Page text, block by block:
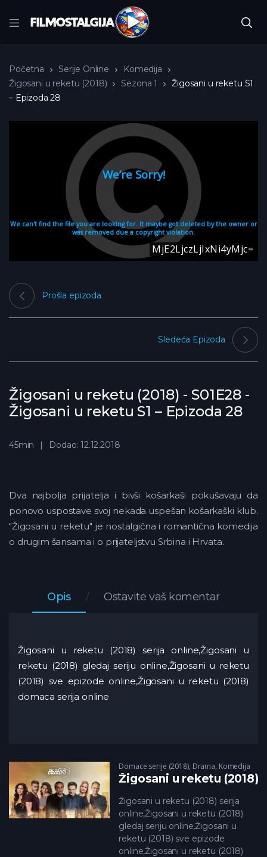
Početna Serije Online
Komedija
Žigosani u reketu (2018)
Sezona 1
Žigosani u reketu S1
– Epizoda 28
Žigosani u reketu (2018) - S01E28 -
Žigosani u reketu S1 – Epizoda 28
Prošla epizoda
Sledeća Epizoda
45min Dodao: 12.12.2018
Dva najbolja prijatelja i bivši košarkaši pokušavaju da
ponovo uspostave svoj nekada uspešan košarkaški klub.
"Žigosani u reketu" je nostalgična i romantična komedija
o drugim šansama i o prijateljstvu Srbina i Hrvata.
Opis Ostavite vaš komentar
Žigosani u reketu (2018) serija online,Žigosani u
reketu (2018) gledaj seriju online,Žigosani u reketu
(2018) sve epizode online,Žigosani u reketu (2018)
domaca serija online
Domace serije (2018), Drama, Komedija
Žigosani u reketu (2018)
Žigosani u reketu (2018) serija
online,Žigosani u reketu (2018)
gledaj seriju online,Žigosani u
reketu (2018) sve epizode
online,Žigosani u reketu (2018)